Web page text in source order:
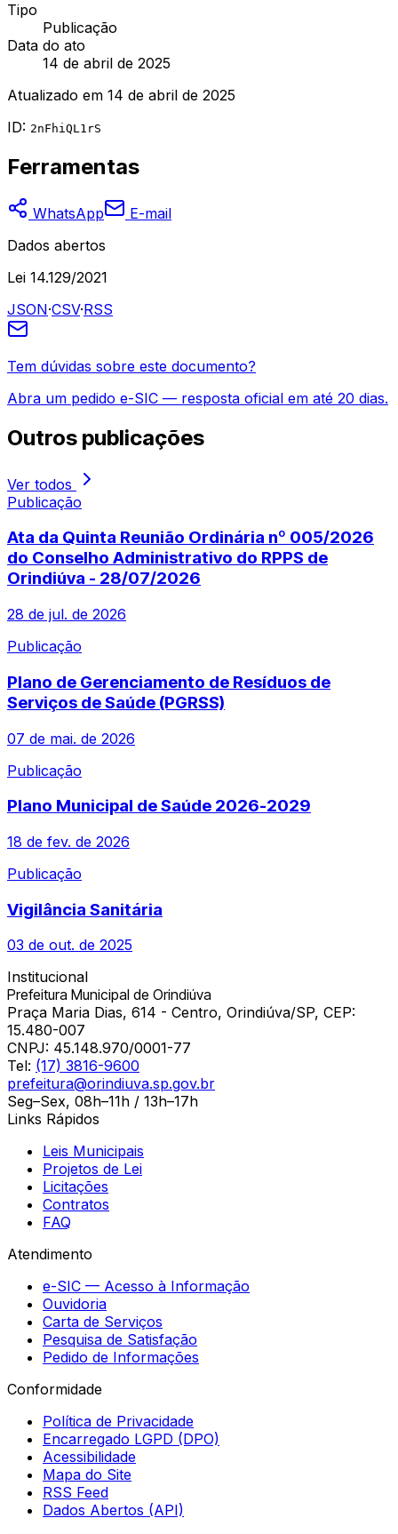
Tipo
Publicação
Data do ato
14 de abril de 2025
Atualizado em 14 de abril de 2025
ID: 2nFhiQL1rS
Ferramentas
WhatsApp
E-mail
Dados abertos
Lei 14.129/2021
JSON·CSV·RSS
Tem dúvidas sobre este documento?
Abra um pedido e-SIC — resposta oficial em até 20 dias.
Outros publicações
Ver todos
Publicação
Ata da Quinta Reunião Ordinária nº 005/2026
do Conselho Administrativo do RPPS de
Orindiúva - 28/07/2026
28 de jul. de 2026
Publicação
Plano de Gerenciamento de Resíduos de
Serviços de Saúde (PGRSS)
07 de mai. de 2026
Publicação
Plano Municipal de Saúde 2026-2029
18 de fev. de 2026
Publicação
Vigilância Sanitária
03 de out. de 2025
Institucional
Prefeitura Municipal de Orindiúva
Praça Maria Dias, 614 - Centro, Orindiúva/SP, CEP:
15.480-007
CNPJ: 45.148.970/0001-77
Tel: (17) 3816-9600
prefeitura@orindiuva.sp.gov.br
Seg–Sex, 08h–11h / 13h–17h
Links Rápidos
Leis Municipais
Projetos de Lei
Licitações
Contratos
FAQ
Atendimento
e-SIC — Acesso à Informação
Ouvidoria
Carta de Serviços
Pesquisa de Satisfação
Pedido de Informações
Conformidade
Política de Privacidade
Encarregado LGPD (DPO)
Acessibilidade
Mapa do Site
RSS Feed
Dados Abertos (API)